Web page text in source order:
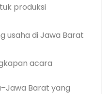
produksi
usaha di Jawa Barat
acara
Barat yang